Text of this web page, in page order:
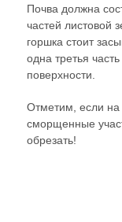
Почва должна
частей листовой
горшка стоит
одна третья
поверхности.
Отметим, если
сморщенные
обрезать!